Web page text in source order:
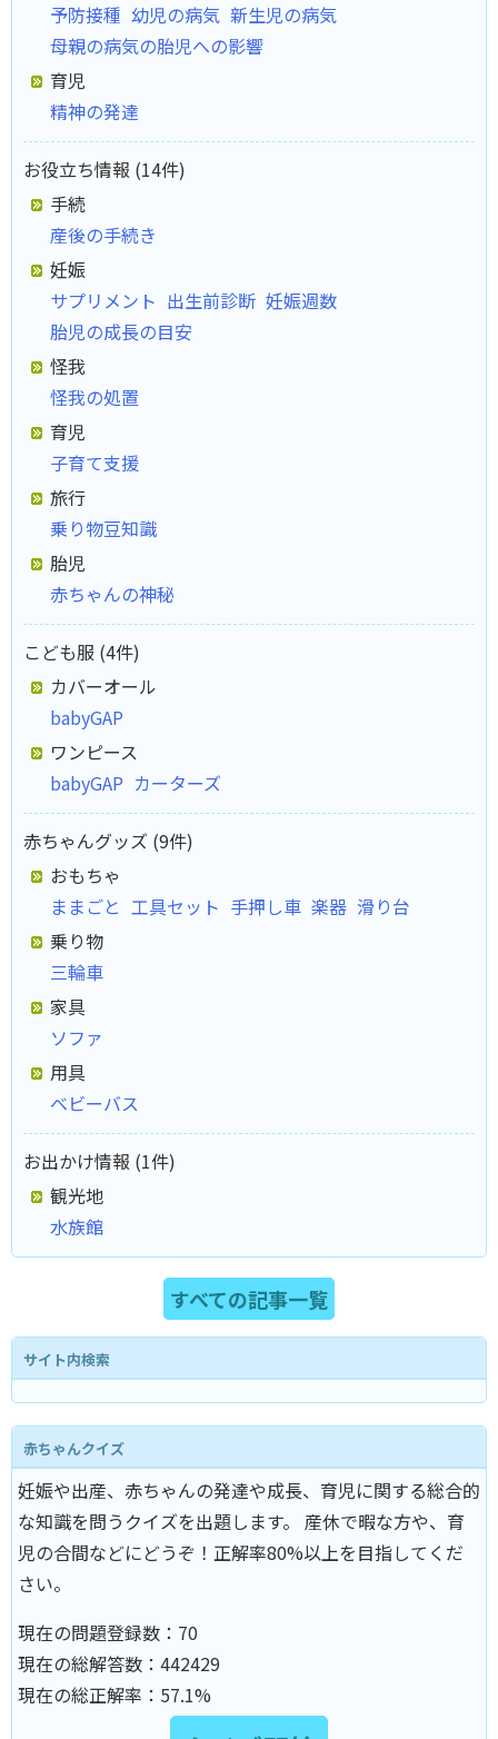
予防接種 幼児の病気 新生児の病気
母親の病気の胎児への影響
育児
精神の発達
お役立ち情報 (14件)
手続
産後の手続き
妊娠
サプリメント 出生前診断 妊娠週数
胎児の成長の目安
怪我
怪我の処置
育児
子育て支援
旅行
乗り物豆知識
胎児
赤ちゃんの神秘
こども服 (4件)
カバーオール
babyGAP
ワンピース
babyGAP カーターズ
赤ちゃんグッズ (9件)
おもちゃ
ままごと 工具セット 手押し車 楽器 滑り台
乗り物
三輪車
家具
ソファ
用具
ベビーバス
お出かけ情報 (1件)
観光地
水族館
すべての記事一覧
サイト内検索
赤ちゃんクイズ
妊娠や出産、赤ちゃんの発達や成長、育児に関する総合的
な知識を問うクイズを出題します。 産休で暇な方や、育
児の合間などにどうぞ！正解率80%以上を目指してくだ
さい。
現在の問題登録数： 70
現在の総解答数： 442429
現在の総正解率： 57.1%